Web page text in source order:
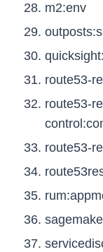
m2:env
route53-
route53-
route53-